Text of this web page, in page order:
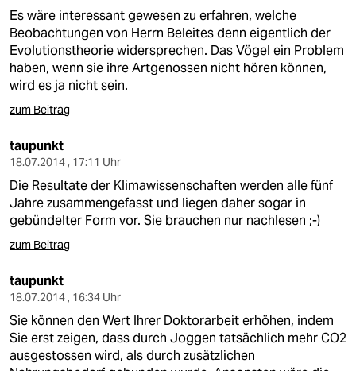
Es wäre interessant gewesen zu erfahren, welche
Beobachtungen von Herrn Beleites denn eigentlich der
Evolutionstheorie widersprechen. Das Vögel ein Problem
haben, wenn sie ihre Artgenossen nicht hören können,
wird es ja nicht sein.
zum Beitrag
taupunkt
18.07.2014 , 17:11 Uhr
Die Resultate der Klimawissenschaften werden alle fünf
Jahre zusammengefasst und liegen daher sogar in
gebündelter Form vor. Sie brauchen nur nachlesen ;-)
zum Beitrag
taupunkt
18.07.2014 , 16:34 Uhr
Sie können den Wert Ihrer Doktorarbeit erhöhen, indem
Sie erst zeigen, dass durch Joggen tatsächlich mehr CO2
ausgestossen wird, als durch zusätzlichen